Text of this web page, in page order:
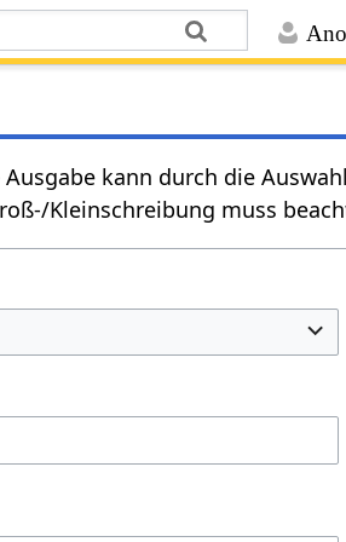
kann durch die
Kleinschreibung muss